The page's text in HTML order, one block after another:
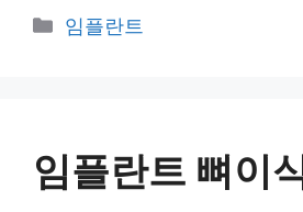
카
임플란트
임플란트 뼈이